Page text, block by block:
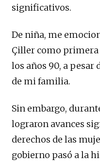
significativos.
De niña, me
Çiller como
los años 90, a
de mi familia.
Sin embargo,
lograron avances
derechos de las
gobierno pasó a la